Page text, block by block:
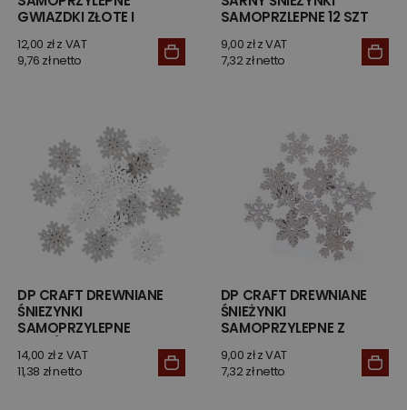
GWIAZDKI ZŁOTE I
12,00 zł z VAT
9,76 zł netto
SAMOPRZLEPNE 12 SZT
9,00 zł z VAT
7,32 zł netto
DP CRAFT DREWNIANE
ŚNIEZYNKI
SAMOPRZYLEPNE
14,00 zł z VAT
11,38 zł netto
DP CRAFT DREWNIANE
ŚNIEŻYNKI
SAMOPRZYLEPNE Z
9,00 zł z VAT
7,32 zł netto